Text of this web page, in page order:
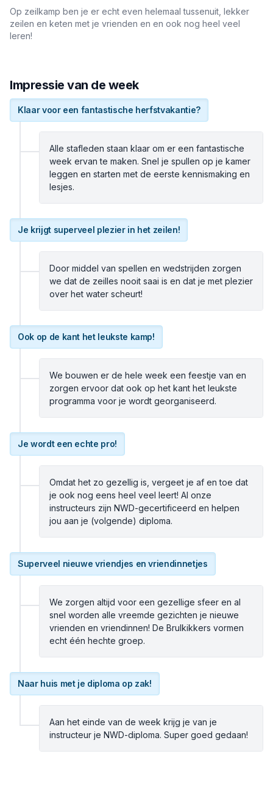
Op zeilkamp ben je er echt even helemaal tussenuit, lekker
zeilen en keten met je vrienden en en ook nog heel veel
leren!
Impressie van de week
Klaar voor een fantastische herfstvakantie?
Alle stafleden staan klaar om er een fantastische
week ervan te maken. Snel je spullen op je kamer
leggen en starten met de eerste kennismaking en
lesjes.
Je krijgt superveel plezier in het zeilen!
Door middel van spellen en wedstrijden zorgen
we dat de zeilles nooit saai is en dat je met plezier
over het water scheurt!
Ook op de kant het leukste kamp!
We bouwen er de hele week een feestje van en
zorgen ervoor dat ook op het kant het leukste
programma voor je wordt georganiseerd.
Je wordt een echte pro!
Omdat het zo gezellig is, vergeet je af en toe dat
je ook nog eens heel veel leert! Al onze
instructeurs zijn NWD-gecertificeerd en helpen
jou aan je (volgende) diploma.
Superveel nieuwe vriendjes en vriendinnetjes
We zorgen altijd voor een gezellige sfeer en al
snel worden alle vreemde gezichten je nieuwe
vrienden en vriendinnen! De Brulkikkers vormen
echt één hechte groep.
Naar huis met je diploma op zak!
Aan het einde van de week krijg je van je
instructeur je NWD-diploma. Super goed gedaan!